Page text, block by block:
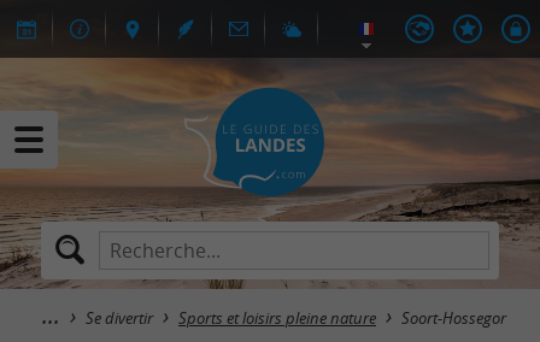
Se divertir Sports et loisirs pleine nature Soort-Hossegor